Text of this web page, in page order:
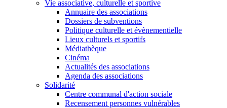
Vie associative, culturelle et sportive
Annuaire des associations
Dossiers de subventions
Politique culturelle et évènementielle
Lieux culturels et sportifs
Médiathèque
Cinéma
Actualités des associations
Agenda des associations
Solidarité
Centre communal d'action sociale
Recensement personnes vulnérables